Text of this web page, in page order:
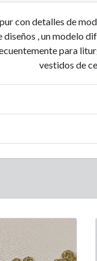
con detalles de
diseños , un modelo
para
vestidos de